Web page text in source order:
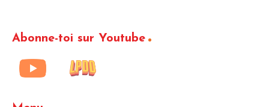
Abonne-toi sur Youtube